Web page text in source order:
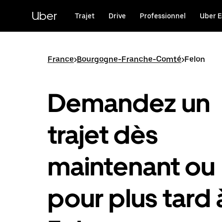
principal
Uber Trajet Drive Professionnel Uber
France>Bourgogne-Franche-Comté>Felon
Demandez un
trajet dès
maintenant ou
pour plus tard